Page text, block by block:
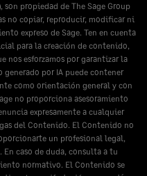
son propiedad de The Sage Group
no copiar, reproducir, modificar ni
expreso de Sage. Ten en cuenta
para la creación de contenido,
nos esforzamos por garantizar la
por IA puede contener
como orientación general y con
no proporciona asesoramiento
expresamente a cualquier
del Contenido. El Contenido no
un profesional legal,
caso de duda, consulta a tu
normativo. El Contenido se